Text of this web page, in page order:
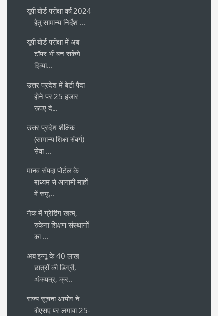
यूपी बोर्ड परीक्षा वर्ष 2024
हेतु सामान्य निर्देश ...
यूपी बोर्ड परीक्षा में अब
टॉपर भी बन सकेंगे
दिव्या...
उत्तर प्रदेश में बेटी पैदा
होने पर 25 हजार
रूपए दे...
उत्तर प्रदेश शैक्षिक
(सामान्य शिक्षा संवर्ग)
सेवा ...
मानव संपदा पोर्टल के
माध्यम से आगामी माहों
में समू...
नैक में ग्रेडिंग खत्म,
रुकेगा शिक्षण संस्थानों
का ...
अब इग्नू के 40 लाख
छात्रों की डिग्री,
अंकपत्र, क्र...
राज्य सूचना आयोग ने
बीएसए पर लगाया 25-